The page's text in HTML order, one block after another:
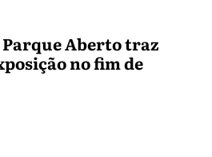
Aberto traz
no fim de